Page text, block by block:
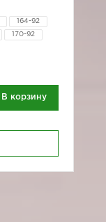
164-92
170-92
В корзину